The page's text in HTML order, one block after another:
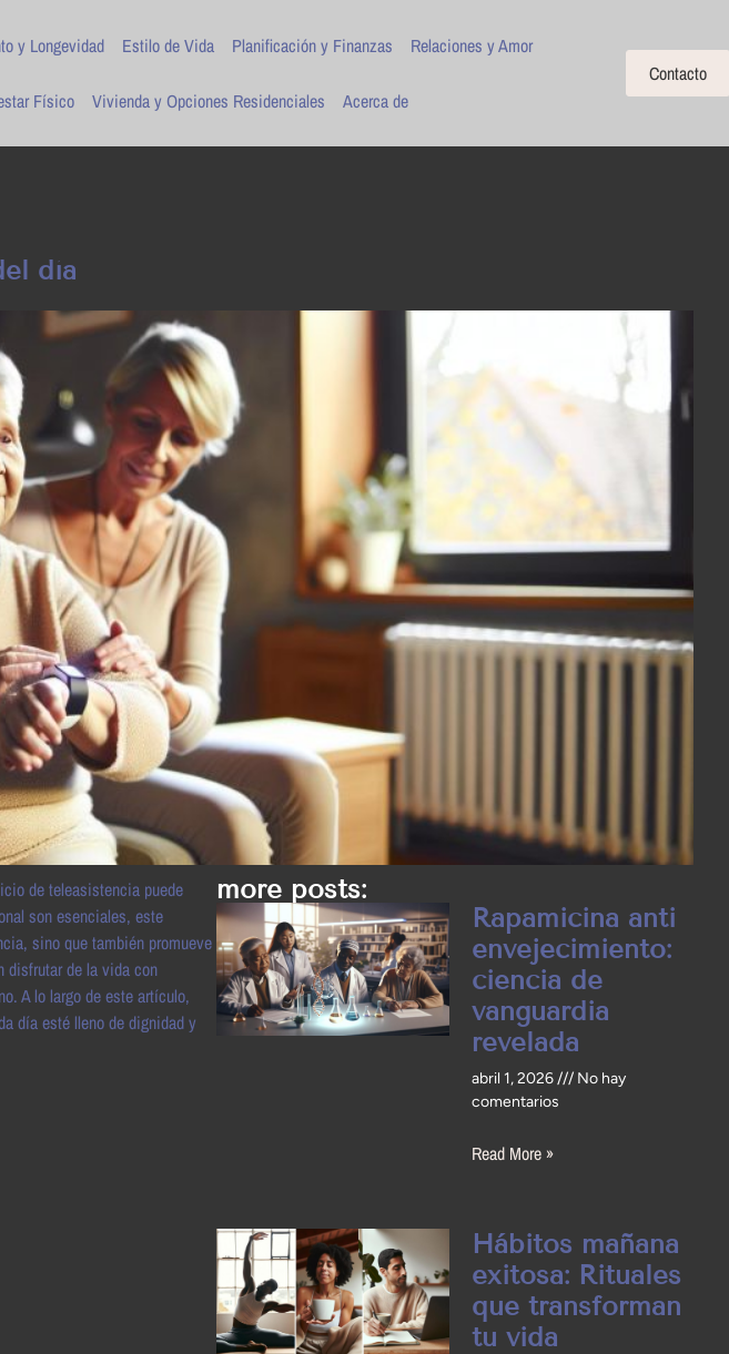
y Longevidad Estilo de Vida Planificación y Finanzas Relaciones y Amor
Físico Vivienda y Opciones Residenciales Acerca de
Contacto
día
de teleasistencia puede
son esenciales, este
sino que también promueve
disfrutar de la vida con
A lo largo de este artículo,
día esté lleno de dignidad y
more posts:
Rapamicina anti
envejecimiento:
ciencia de
vanguardia
revelada
abril 1, 2026
No hay
comentarios
Read More »
Hábitos mañana
exitosa: Rituales
que transforman
tu vida